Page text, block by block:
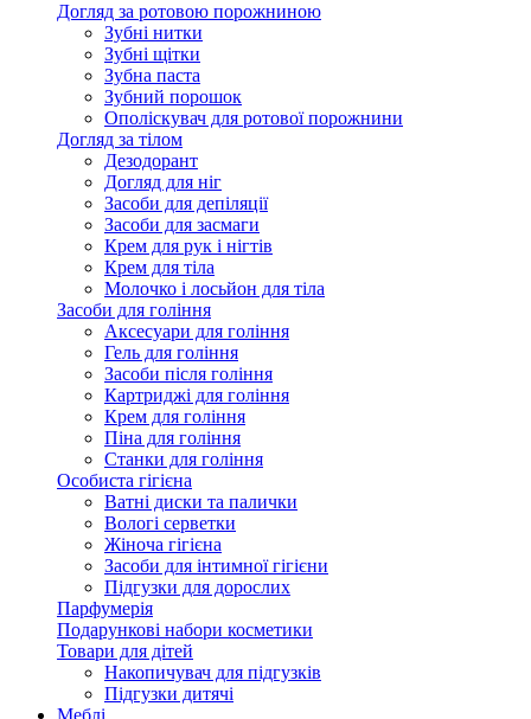
Догляд за ротовою порожниною
Зубні нитки
Зубні щітки
Зубна паста
Зубний порошок
Ополіскувач для ротової порожнини
Догляд за тілом
Дезодорант
Догляд для ніг
Засоби для депіляції
Засоби для засмаги
Крем для рук і нігтів
Крем для тіла
Молочко і лосьйон для тіла
Засоби для гоління
Аксесуари для гоління
Гель для гоління
Засоби після гоління
Картриджі для гоління
Крем для гоління
Піна для гоління
Станки для гоління
Особиста гігієна
Ватні диски та палички
Вологі серветки
Жіноча гігієна
Засоби для інтимної гігієни
Підгузки для дорослих
Парфумерія
Подарункові набори косметики
Товари для дітей
Накопичувач для підгузків
Підгузки дитячі
Меблі